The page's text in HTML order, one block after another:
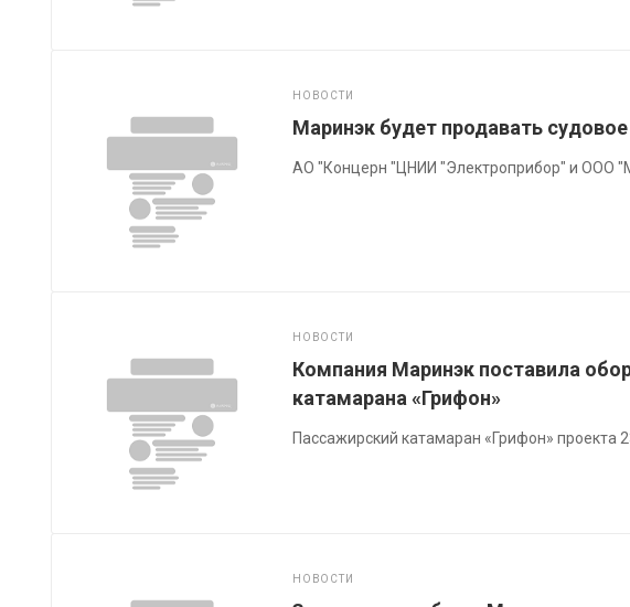
НОВОСТИ
Маринэк будет продавать
АО "Концерн "ЦНИИ "Электроприбор" и ООО
НОВОСТИ
Компания Маринэк поставила
катамарана «Грифон»
Пассажирский катамаран «Грифон» проекта
НОВОСТИ